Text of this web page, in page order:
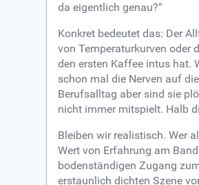
da eigentlich genau?“
Konkret bedeutet das: Der
von Temperaturkurven oder
den ersten Kaffee intus hat.
schon mal die Nerven auf
Berufsalltag aber sind sie
nicht immer mitspielt. Halb
Bleiben wir realistisch. Wer
Wert von Erfahrung am
bodenständigen Zugang
erstaunlich dichten Szene